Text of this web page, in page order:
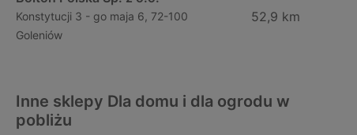
Konstytucji 3 - go maja 6, 72-100
Goleniów
52,9 km
Inne sklepy Dla domu i dla ogrodu w
pobliżu